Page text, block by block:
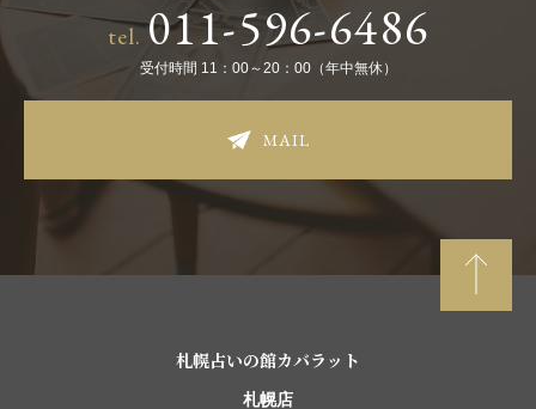
tel.011-596-6486
受付時間 11：00～20：00（年中無休）
MAIL
札幌占いの館カバラット
札幌店